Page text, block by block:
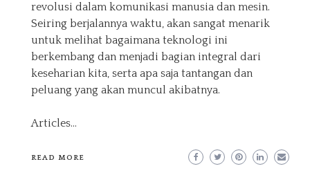
revolusi dalam komunikasi manusia dan mesin.
Seiring berjalannya waktu, akan sangat menarik
untuk melihat bagaimana teknologi ini
berkembang dan menjadi bagian integral dari
keseharian kita, serta apa saja tantangan dan
peluang yang akan muncul akibatnya.
Articles…
READ MORE